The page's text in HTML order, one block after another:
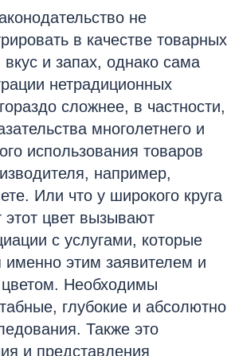
не
в качестве товарных
вкус и запах, однако сама
нетрадиционных
сложнее, в частности,
многолетнего и
использования товаров
например,
Или что у широкого круга
этот цвет вызывают
с услугами, которые
именно этим заявителем и
Необходимы
глубокие и абсолютно
Также это
и представления